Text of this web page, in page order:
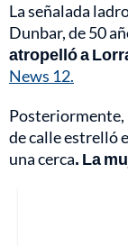
La señalada
Dunbar, de 50
atropelló a
News 12.
Posteriormente,
de calle estrelló
una cerca. La